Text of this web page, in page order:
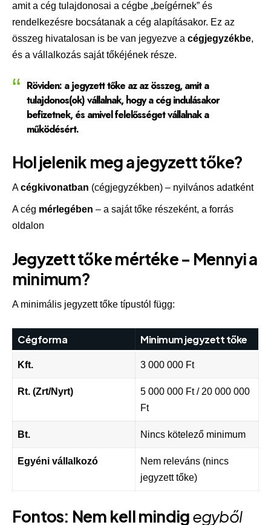
amit a cég tulajdonosai a cégbe „beígérnek” és
rendelkezésre bocsátanak a cég alapításakor. Ez az
összeg hivatalosan is be van jegyezve a cégjegyzékbe,
és a vállalkozás saját tőkéjének része.
Röviden: a jegyzett tőke az az összeg, amit a
tulajdonos(ok) vállalnak, hogy a cég indulásakor
befizetnek, és amivel felelősséget vállalnak a
működésért.
Hol jelenik meg a jegyzett tőke?
Acégkivonatban (cégjegyzékben) – nyilvános adatként
A cég mérlegében – a saját tőke részeként, a forrás
oldalon
Jegyzett tőke mértéke – Mennyi a
minimum?
A minimális jegyzett tőke típustól függ:
Cégforma Minimum jegyzett tőke
Kft. 3 000 000 Ft
Rt. (Zrt/Nyrt)
5 000 000 Ft / 20 000 000
Ft
Bt. Nincs kötelező minimum
Egyéni vállalkozó
Nem releváns (nincs
jegyzett tőke)
Fontos: Nem kell mindigegyből